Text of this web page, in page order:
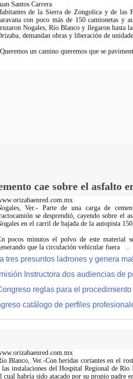
Santos Carrera
de la Sierra de Zongolica y de las
con poco más de 150 camionetas y
Nogales, Río Blanco y llegaron hasta
demandan obras y liberación de
un camino queremos que se
cae sobre el asfalto
Ver.- Parte de una carga de
se desprendió, cayendo sobre el
en el carril de bajada de la autopista
pocos minutos el polvo de este material
que la circulación vehicular fuera
tres presuntos ladrones y genera
Instructora dos audiencias de
reglas para el
catálogo de perfiles
Blanco, Ver.-Con heridas cortantes en el
las instalaciones del Hospital Regional de Río
cual habría sido atacado por su propio padre